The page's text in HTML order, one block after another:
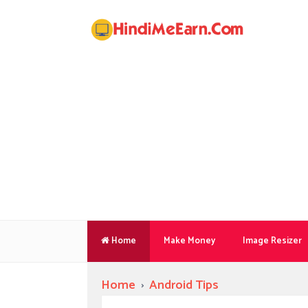
Home Make Money Image Resizer
Home › Android Tips